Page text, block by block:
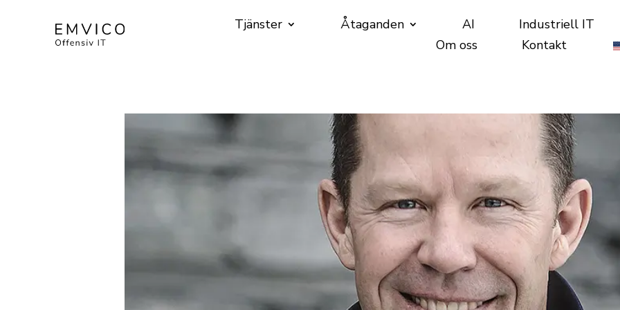
Tjänster Åtaganden AI
Industriell IT
Om oss
Kontakt